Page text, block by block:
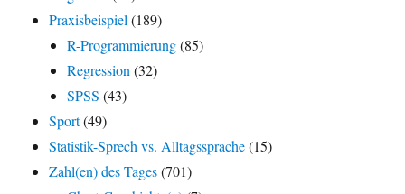
Praxisbeispiel(189)
R-Programmierung(85)
Regression(32)
SPSS (43)
Sport(49)
Statistik-Sprech vs. Alltagssprache(15)
Zahl(en) des Tages(701)